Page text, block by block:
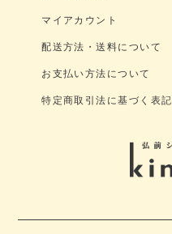
マイアカウント
配送方法・送料について
お支払い方法について
特定商取引法に基づく表記